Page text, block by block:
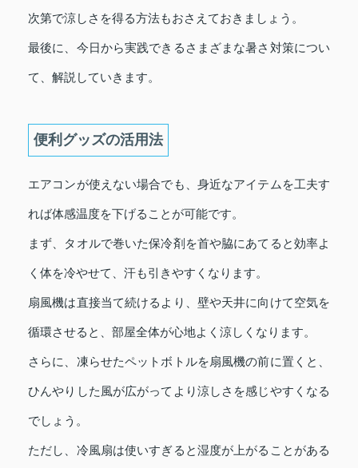
次第で涼しさを得る方法もおさえておきましょう。
最後に、今日から実践できるさまざまな暑さ対策につい
て、解説していきます。
便利グッズの活用法
エアコンが使えない場合でも、身近なアイテムを工夫す
れば体感温度を下げることが可能です。
まず、タオルで巻いた保冷剤を首や脇にあてると効率よ
く体を冷やせて、汗も引きやすくなります。
扇風機は直接当て続けるより、壁や天井に向けて空気を
循環させると、部屋全体が心地よく涼しくなります。
さらに、凍らせたペットボトルを扇風機の前に置くと、
ひんやりした風が広がってより涼しさを感じやすくなる
でしょう。
ただし、冷風扇は使いすぎると湿度が上がることがある